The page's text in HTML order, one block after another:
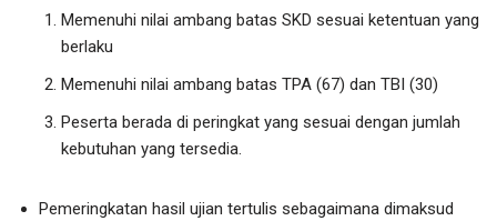
Memenuhi nilai ambang batas SKD sesuai ketentuan yang
berlaku
Memenuhi nilai ambang batas TPA (67) dan TBI (30)
Peserta berada di peringkat yang sesuai dengan jumlah
kebutuhan yang tersedia.
Pemeringkatan hasil ujian tertulis sebagaimana dimaksud